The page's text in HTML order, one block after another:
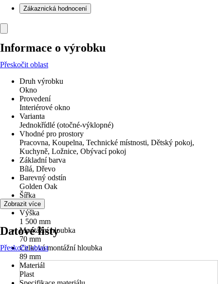
Zákaznická hodnocení
Informace o výrobku
Přeskočit oblast
Druh výrobku
Okno
Provedení
Interiérové okno
Varianta
Jednokřídlé (otočné-výklopné)
Vhodné pro prostory
Pracovna, Koupelna, Technické místnosti, Dětský pokoj,
Kuchyně, Ložnice, Obývací pokoj
Základní barva
Bílá, Dřevo
Barevný odstín
Golden Oak
Šířka
600 mm
Výška
1 500 mm
Montážní hloubka
70 mm
Celková montážní hloubka
89 mm
Materiál
Plast
Zobrazit více
Datové listy
Přeskočit oblast